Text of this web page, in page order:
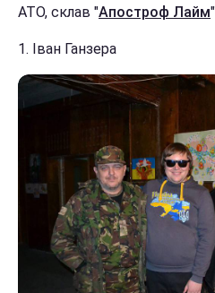
АТО, склав "Апостроф Лайм
1. Іван Ганзера